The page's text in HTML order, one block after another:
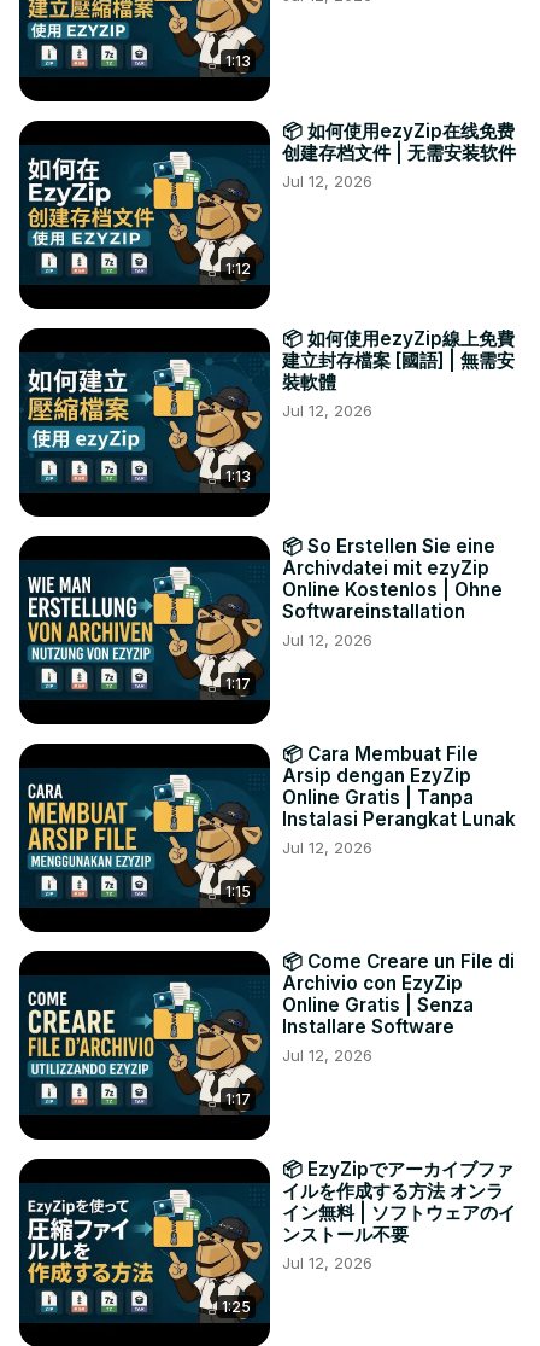
1:13
1:12
📦 如何使用ezyZip在线免费
创建存档文件 | 无需安装软件
Jul 12, 2026
1:13
📦 如何使用ezyZip線上免費
建立封存檔案 [國語] | 無需安
裝軟體
Jul 12, 2026
1:17
📦 So Erstellen Sie eine
Archivdatei mit ezyZip
Online Kostenlos | Ohne
Softwareinstallation
Jul 12, 2026
1:15
📦 Cara Membuat File
Arsip dengan EzyZip
Online Gratis | Tanpa
Instalasi Perangkat Lunak
Jul 12, 2026
1:17
📦 Come Creare un File di
Archivio con EzyZip
Online Gratis | Senza
Installare Software
Jul 12, 2026
1:25
📦 EzyZipでアーカイブファ
イルを作成する方法 オンラ
イン無料 | ソフトウェアのイ
ンストール不要
Jul 12, 2026